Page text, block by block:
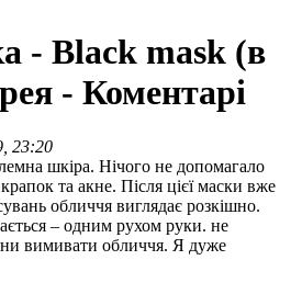
- Black mask (в
- Коментарі
23:20
шкіра. Нічого не допомагало
та акне. Після цієї маски вже
обличчя виглядає розкішно.
– одним рухом руки. не
вимивати обличчя. Я дуже